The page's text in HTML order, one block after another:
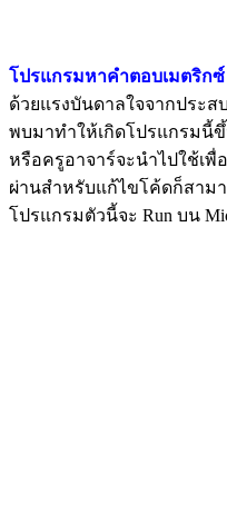
โปรแกรมหาคำตอบเมตริกซ์
ด้วยแรงบันดาลใจจากประ
พบมาทำให้เกิดโปรแกรมนี้
หรือครูอาจาร์จะนำไปใช้เ
ผ่านสำหรับแก้ไขโค้ดก็สาม
โปรแกรมตัวนี้จะ Run บน